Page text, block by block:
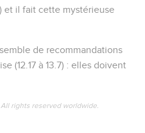
et il fait cette mystérieuse
de recommandations
(12.17 à 13.7) : elles doivent
rights reserved worldwide.